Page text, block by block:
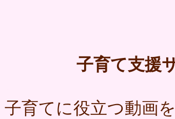
子育て支援
子育てに役立つ動画